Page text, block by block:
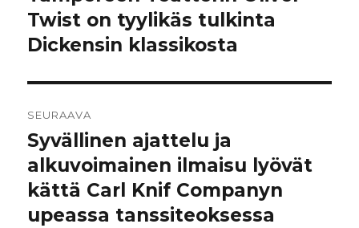
artikkeli:
Twist on tyylikäs tulkinta
Dickensin klassikosta
SEURAAVA
Seuraava
artikkeli:
Syvällinen ajattelu ja
alkuvoimainen ilmaisu lyövät
kättä Carl Knif Companyn
upeassa tanssiteoksessa